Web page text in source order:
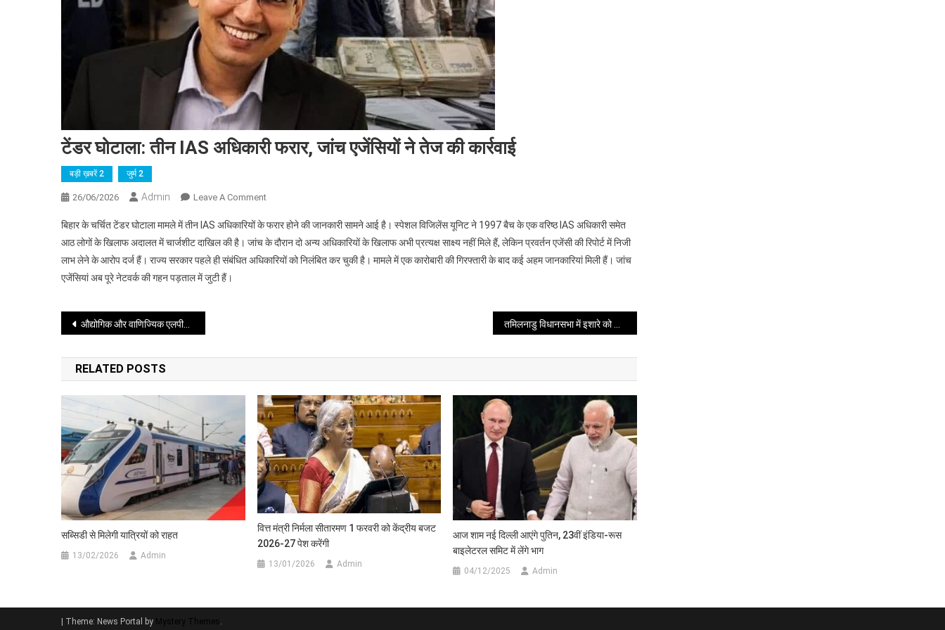
टेंडर घोटाला: तीन IAS अधिकारी फरार, जांच एजेंसियों ने तेज की कार्रवाई
बड़ी ख़बरें 2 जुर्म 2
26/06/2026 Admin Leave A CommentOn
घोटाला:
तीन
IAS
तेज
बिहार के चर्चित टेंडर घोटाला मामले में तीन IAS अधिकारियों के फरार होने की जानकारी सामने आई है। स्पेशल विजिलेंस यूनिट ने 1997 बैच के एक वरिष्ठ IAS अधिकारी समेत
आठ लोगों के खिलाफ अदालत में चार्जशीट दाखिल की है। जांच के दौरान दो अन्य अधिकारियों के खिलाफ अभी प्रत्यक्ष साक्ष्य नहीं मिले हैं, लेकिन प्रवर्तन एजेंसी की रिपोर्ट में निजी
लाभ लेने के आरोप दर्ज हैं। राज्य सरकार पहले ही संबंधित अधिकारियों को निलंबित कर चुकी है। मामले में एक कारोबारी की गिरफ्तारी के बाद कई अहम जानकारियां मिली हैं। जांच
एजेंसियां अब पूरे नेटवर्क की गहन पड़ताल में जुटी हैं।
Post
navigation
औद्योगिक और वाणिज्यिक एलपीजी ग्राहकों को बड़ी राहत, सरकार ने हटाए प्रतिबंध
RELATED POSTS
सब्सिडी से मिलेगी यात्रियों को राहत
13/02/2026 Admin
वित्त मंत्री निर्मला सीतारमण 1 फरवरी को केंद्रीय बजट
2026-27 पेश करेंगी
13/01/2026 Admin
आज शाम नई दिल्ली आएंगे पुतिन, 23वीं इंडिया-रूस
बाइलेटरल समिट में लेंगे भाग
04/12/2025 Admin
| Theme: News Portal by Mystery Themes